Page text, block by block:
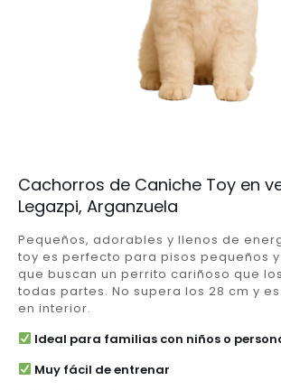
Cachorros de Caniche Toy en
Legazpi, Arganzuela
Pequeños, adorables y llenos de
toy es perfecto para pisos pequeños
que buscan un perrito cariñoso que
todas partes. No supera los 28 cm y
en interior.
Ideal para familias con niños o
Muy fácil de entrenar